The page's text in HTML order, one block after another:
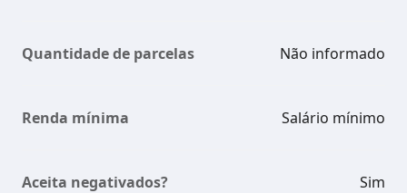
Quantidade de parcelas Não informado
Renda mínima Salário mínimo
Aceita negativados? Sim